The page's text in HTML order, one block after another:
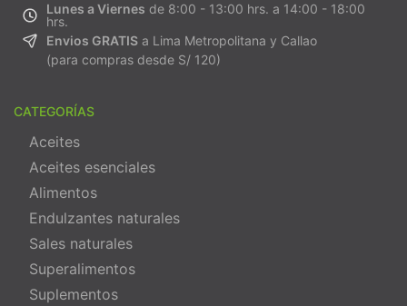
Lunes a Viernes de 8:00 - 13:00 hrs. a 14:00 - 18:00
hrs.
Envios GRATIS a Lima Metropolitana y Callao
(para compras desde S/ 120)
CATEGORÍAS
Aceites
Aceites esenciales
Alimentos
Endulzantes naturales
Sales naturales
Superalimentos
Suplementos